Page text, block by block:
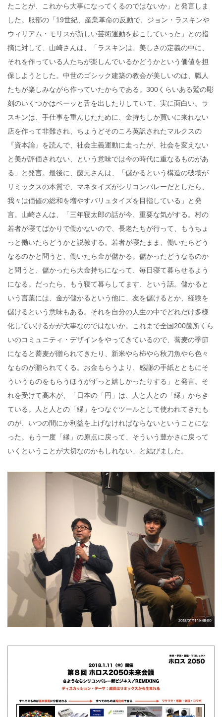
たことが、これから大事になってくるのではないか」と発言しま
した。服部の「19世紀、産業革命の反動で、ジョン・ラスキンや
ウィリアム・モリスが新しい芸術運動を起こしていった」との指
摘に対して、山崎さんは、「ラスキンは、美しさの定義の中に、
それを作っている人たちが楽しんでいるかどうかという価値を担
保しようとした。中世のゴシック建築の教会が美しいのは、職人
たちが楽しみながら作っていたからである。300くらいある鷲の彫
刻のいくつかはベーッと舌を出したりしていて、実に面白い。ラ
スキンは、手仕事を重んじたために、金持ちしか買いに来れない
店を作って非難され、ちょうどそのころ英訳されたマルクスの
『資本論』を読んで、社会主義運動に走ったが、社会を変えない
と美が評価されない、という意味では今の時代に重なるものがあ
る」と発言。最後に、藤元さんは、「儲かるという構造の破壊が
リミックスの本質で、マネタイズがシリコンバレーだとしたら、
我々は価値の総和を増やすバリュタイズを目指している」と発
言。山崎さんは、「三年寝太郎の話が今、重要な気がする。村の
若者が寝てばかりで働かないので、長老たちが行って、もうちょ
っと働いたらどうかと説教する。若者が寝たまま、働いたらどう
なるのかと問うと、働いたら金が儲かる。儲かったどうなるのか
と問うと、儲かったら大金持ちになって、毎日寝て暮らせるよう
になる。だったら、もう寝て暮らしてます、という話。儲かると
いう言葉には、金が儲かるという他に、友を儲けるとか、経験を
儲けるという意味もある。それを自分の人生の中でどれだけ多様
化していけるかが大事なのではないか。これまで全国200箇所くら
いのコミュニティ・デザインをやってきているので、蕎麦の季節
になると蕎麦が贈られてきたり、新米やら柿やら秋刀魚やら色々
なものが贈られてくる。お金もらうより、感謝の手紙とともにそ
ういうものをもらうほうがずっと嬉しかったりする」と発言。そ
れを受けて高木が、「日本の「円」は、人と人との「縁」からき
ている。人と人との「縁」をつなぐツールとして使われてきたも
のが、いつの間にか利益を上げなければならないということにな
った。もう一度「縁」の原点に戻って、そういう豊かさに戻って
いくということが大切なのかもしれない」と結びました。